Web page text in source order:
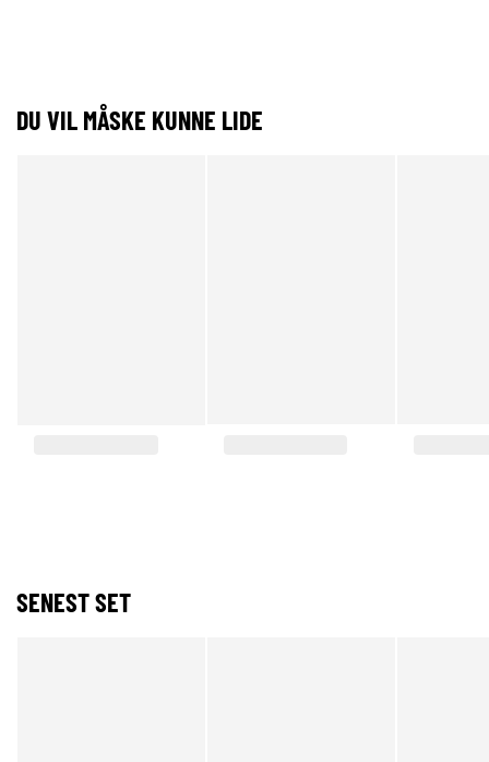
DU VIL MÅSKE KUNNE LIDE
SENEST SET